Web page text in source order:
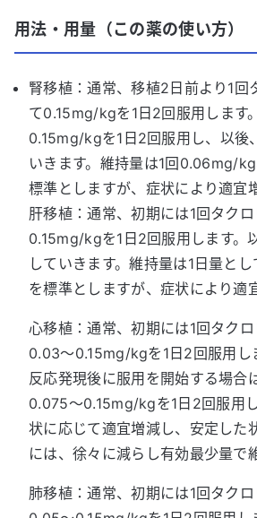
用法・用量（この薬の使い方）
腎移植：通常、移植2日前より1回
て0.15mg/kgを1日2回服用します
0.15mg/kgを1日2回服用し、以後
いきます。維持量は1回0.06mg/
標準としますが、症状により適宜
肝移植：通常、初期には1回タク
0.15mg/kgを1日2回服用します。
していきます。維持量は1日量と
を標準としますが、症状により適
心移植：通常、初期には1回タク
0.03～0.15mg/kgを1日2回服用し
反応発現後に服用を開始する場合
0.075～0.15mg/kgを1日2回服用
状に応じて適宜増減し、安定した
には、徐々に減らし有効最少量で
肺移植：通常、初期には1回タク